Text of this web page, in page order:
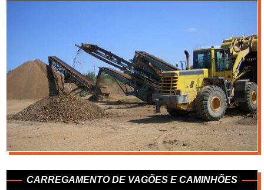
CARREGAMENTO DE VAGÕES E CAMINHÕES